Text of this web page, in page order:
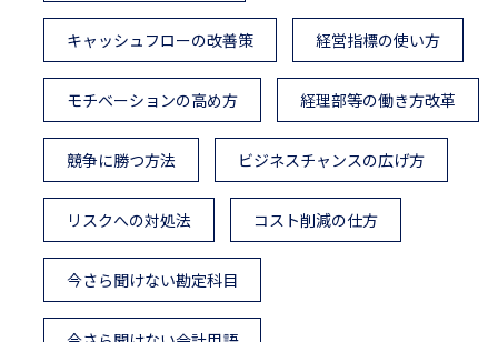
キャッシュフローの改善策 経営指標の使い方
モチベーションの高め方 経理部等の働き方改革
競争に勝つ方法 ビジネスチャンスの広げ方
リスクへの対処法 コスト削減の仕方
今さら聞けない勘定科目